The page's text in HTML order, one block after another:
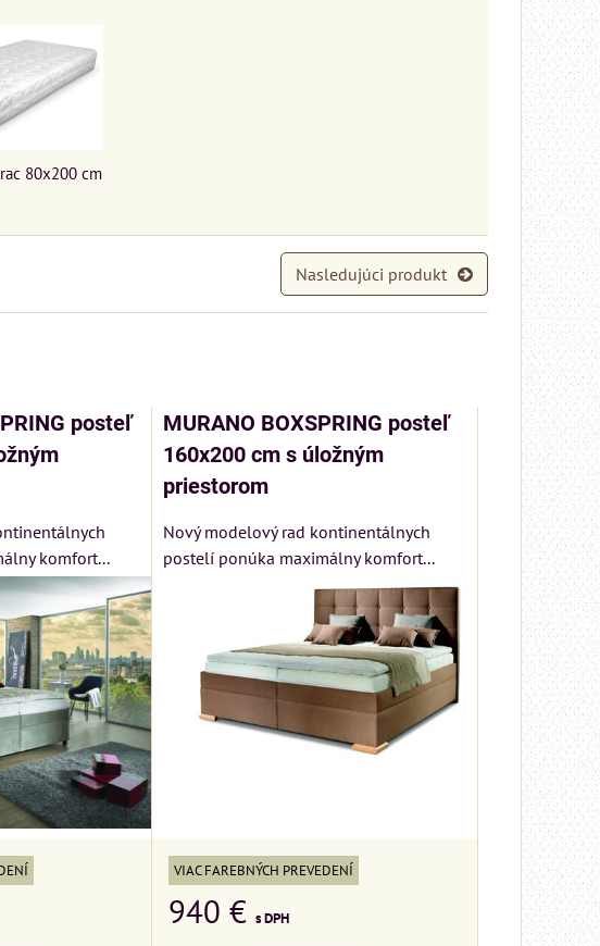
80x200 cm
Nasledujúci produkt
posteľ
komfort...
MURANO BOXSPRING posteľ
160x200 cm s úložným
priestorom
Nový modelový rad kontinentálnych
postelí ponúka maximálny komfort...
VIAC FAREBNÝCH PREVEDENÍ
940 €s DPH